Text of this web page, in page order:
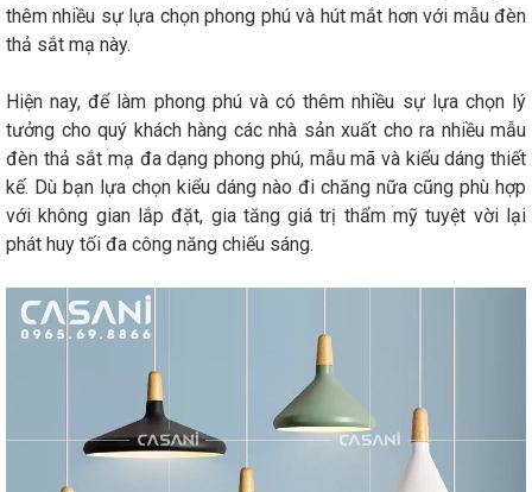
thêm nhiều sự lựa chọn phong phú và hút mắt hơn với mẫu đèn
thả sắt mạ này.
Hiện nay, để làm phong phú và có thêm nhiều sự lựa chọn lý
tưởng cho quý khách hàng các nhà sản xuất cho ra nhiều mẫu
đèn thả sắt mạ đa dạng phong phú, mẫu mã và kiểu dáng thiết
kế. Dù bạn lựa chọn kiểu dáng nào đi chăng nữa cũng phù hợp
với không gian lắp đặt, gia tăng giá trị thẩm mỹ tuyệt vời lại
phát huy tối đa công năng chiếu sáng.